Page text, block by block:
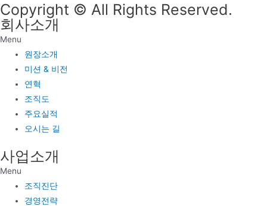
Copyright © All Rights Reserved.
회사소개
Menu
원장소개
미션 & 비전
연혁
조직도
주요실적
오시는 길
사업소개
Menu
조직진단
경영전략